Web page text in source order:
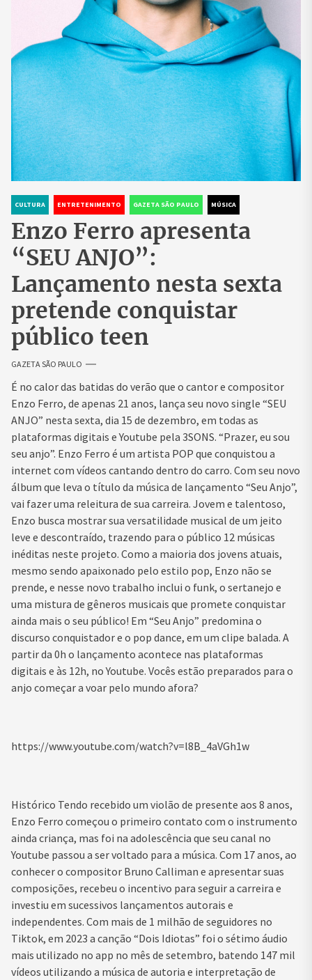
CULTURA ENTRETENIMENTO GAZETA SÃO PAULO MÚSICA
Enzo Ferro apresenta
“SEU ANJO”:
Lançamento nesta sexta
pretende conquistar
público teen
GAZETA SÃO PAULO
É no calor das batidas do verão que o cantor e compositor
Enzo Ferro, de apenas 21 anos, lança seu novo single “SEU
ANJO” nesta sexta, dia 15 de dezembro, em todas as
plataformas digitais e Youtube pela 3SONS. “Prazer, eu sou
seu anjo”. Enzo Ferro é um artista POP que conquistou a
internet com vídeos cantando dentro do carro. Com seu novo
álbum que leva o título da música de lançamento “Seu Anjo”,
vai fazer uma releitura de sua carreira. Jovem e talentoso,
Enzo busca mostrar sua versatilidade musical de um jeito
leve e descontraído, trazendo para o público 12 músicas
inéditas neste projeto. Como a maioria dos jovens atuais,
mesmo sendo apaixonado pelo estilo pop, Enzo não se
prende, e nesse novo trabalho inclui o funk, o sertanejo e
uma mistura de gêneros musicais que promete conquistar
ainda mais o seu público! Em “Seu Anjo” predomina o
discurso conquistador e o pop dance, em um clipe balada. A
partir da 0h o lançamento acontece nas plataformas
digitais e às 12h, no Youtube. Vocês estão preparados para o
anjo começar a voar pelo mundo afora?
https://www.youtube.com/watch?v=l8B_4aVGh1w
Histórico Tendo recebido um violão de presente aos 8 anos,
Enzo Ferro começou o primeiro contato com o instrumento
ainda criança, mas foi na adolescência que seu canal no
Youtube passou a ser voltado para a música. Com 17 anos, ao
conhecer o compositor Bruno Calliman e apresentar suas
composições, recebeu o incentivo para seguir a carreira e
investiu em sucessivos lançamentos autorais e
independentes. Com mais de 1 milhão de seguidores no
Tiktok, em 2023 a canção “Dois Idiotas” foi o sétimo áudio
mais utilizado no app no mês de setembro, batendo 147 mil
vídeos utilizando a música de autoria e interpretação de